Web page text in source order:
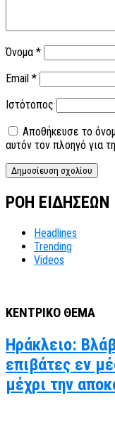
Όνομα *
Email *
Ιστότοπος
Αποθήκευσε το
αυτόν τον πλοηγό για
ΡΟΗ ΕΙΔΗΣΕΩΝ
Headlines
Trending
Videos
ΚΕΝΤΡΙΚΟ ΘΕΜΑ
Ηράκλειο:
επιβάτες εν
μέχρι την